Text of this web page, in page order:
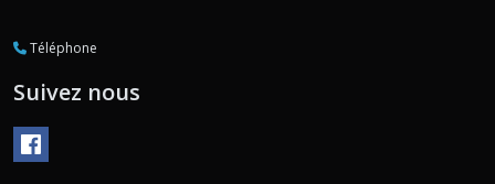
Téléphone
Suivez nous